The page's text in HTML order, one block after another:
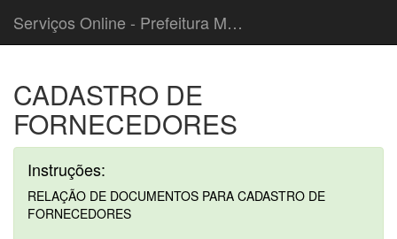
Serviços Online - Prefeitura Municipal de Caieiras
CADASTRO DE
FORNECEDORES
Instruções:
RELAÇÃO DE DOCUMENTOS PARA CADASTRO DE
FORNECEDORES